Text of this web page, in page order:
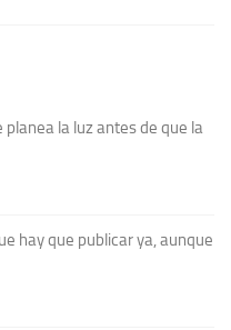
planea la luz antes de que la
hay que publicar ya, aunque